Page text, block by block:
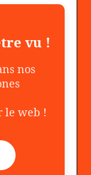
vu !
nos
le web !